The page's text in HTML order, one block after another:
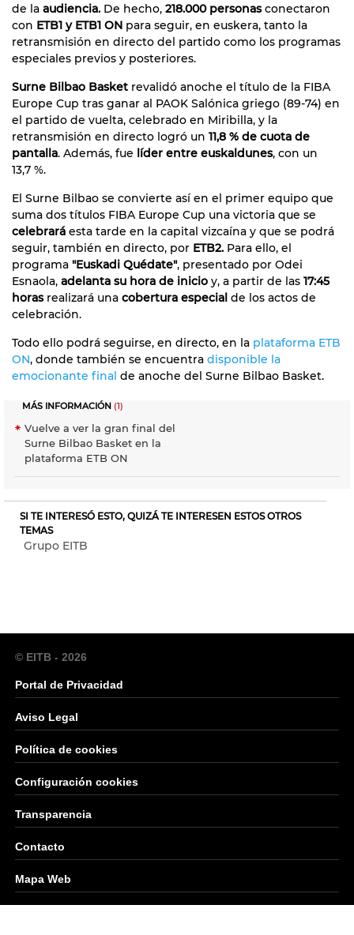
de la audiencia. De hecho, 218.000 personasconectaron
con ETB1 y ETB1 ON para seguir, en euskera, tanto la
retransmisión en directo del partido como los programas
especiales previos y posteriores.
Surne Bilbao Basket revalidó anoche el título de la FIBA
Europe Cup tras ganar al PAOK Salónica griego (89-74) en
el partido de vuelta, celebrado en Miribilla, y la
retransmisión en directo logró un 11,8 % de cuota de
pantalla. Además, fue líder entre euskaldunes, con un
13,7 %.
El Surne Bilbao se convierte así en el primer equipo que
suma dos títulos FIBA Europe Cup una victoria que se
celebrará esta tarde en la capital vizcaína y que se podrá
seguir, también en directo, por ETB2. Para ello, el
programa "Euskadi Quédate", presentado por Odei
Esnaola, adelanta su hora de inicio y, a partir de las 17:45
horasrealizará una cobertura especial de los actos de
celebración.
Todo ello podrá seguirse, en directo, en la plataforma ETB
ON, donde también se encuentra disponible la
emocionante final de anoche del Surne Bilbao Basket.
MÁS INFORMACIÓN (1)
Vuelve a ver la gran final del
Surne Bilbao Basket en la
plataforma ETB ON
SI TE INTERESÓ ESTO, QUIZÁ TE INTERESEN ESTOS OTROS
TEMAS
Grupo EITB
© EITB - 2026
Portal de Privacidad
Aviso Legal
Política de cookies
Configuración cookies
Transparencia
Contacto
Mapa Web